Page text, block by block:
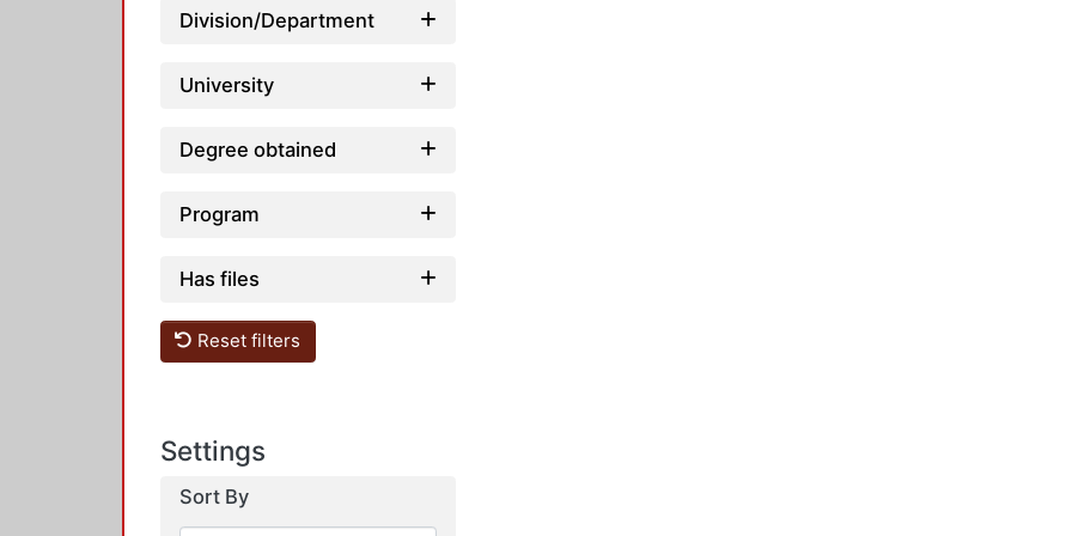
Division/Department
University
Degree obtained
Program
Has files
Reset filters
Settings
Sort By